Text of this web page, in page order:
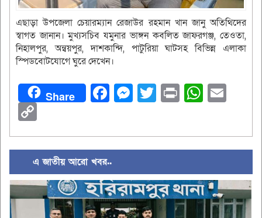
এছাড়া উপজেলা চেয়ারম্যান রেজাউর রহমান খান জানু অতিথিদের
স্বাগত জানান। মুখ্যসচিব যমুনার ভাঙ্গন কবলিত জাফরগঞ্জ, তেওতা,
নিহালপুর, অন্বয়পুর, দাশকান্দি, পাটুরিয়া ঘাটসহ বিভিন্ন এলাকা
স্পিডবোটযোগে ঘুরে দেখেন।
Share Facebook
Messenger
Twitter
Print
Link
এ জাতীয় আরো খবর..